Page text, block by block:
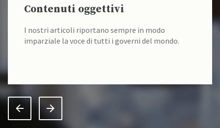
Fonti verificate
I nostri contenuti sono sempre verificati
da un team di accademici specializzati.